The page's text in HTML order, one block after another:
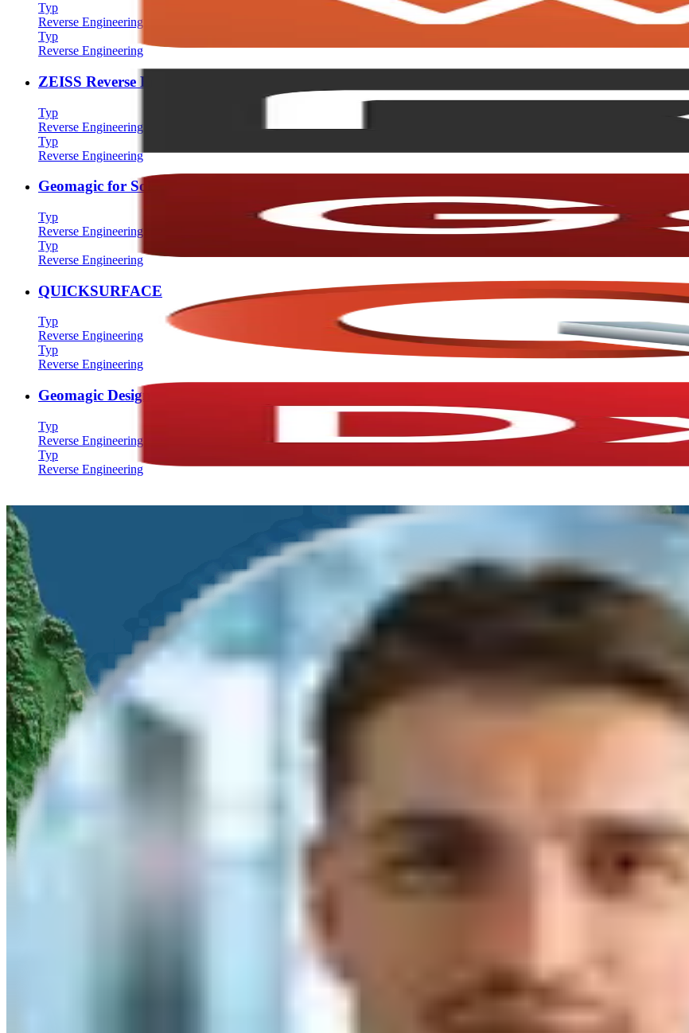
Typ
Reverse Engineering
Typ
Reverse Engineering
ZEISS Reverse Engineering
Typ
Reverse Engineering
Typ
Reverse Engineering
Geomagic for Solidworks
Typ
Reverse Engineering
Typ
Reverse Engineering
QUICKSURFACE
Typ
Reverse Engineering
Typ
Reverse Engineering
Geomagic Design X
Typ
Reverse Engineering
Typ
Reverse Engineering
Angebots- und Beratungsanfrage
Nennen Sie uns Ihr Anliegen und wir melden uns innerhalb von24 Stunden
Online Demo
Systemauswahl
persönlicher Ansprechpartner
Woran sind Sie interessiert?
Produktberatung
Produktvorführung
Infomaterial
Angebot
Titel
Vorname
Nachname